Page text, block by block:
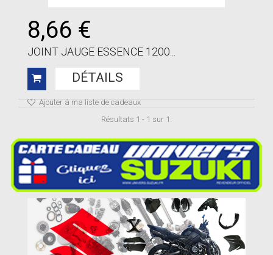
8,66 €
JOINT JAUGE ESSENCE 1200...
DÉTAILS
Ajouter à ma liste de cadeaux
Résultats 1 - 1 sur 1.